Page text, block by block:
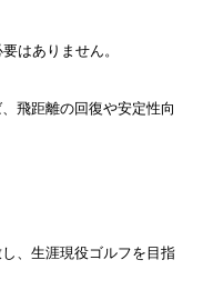
はありません。
飛距離の回復や安定性向
、生涯現役ゴルフを目指